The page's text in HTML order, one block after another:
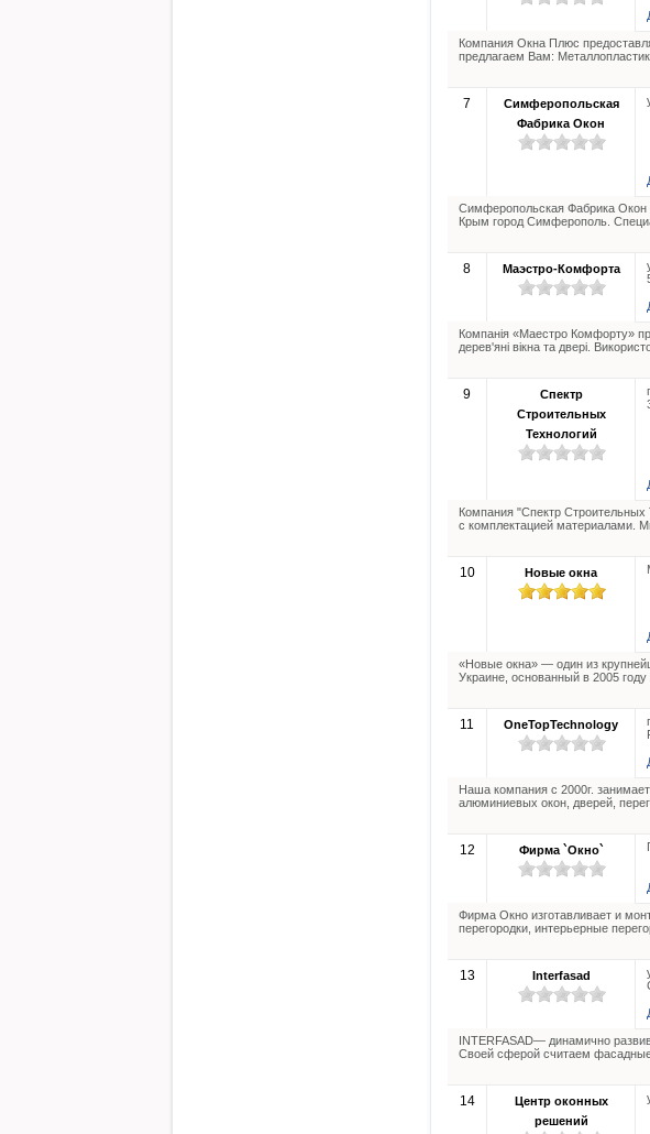
Компания Окна Плюс
предлагаем Вам:
7
Симферопольская
Фабрика Окон
Симферопольская Фабрика Окон
Крым город Симферополь.
8 Маэстро-Комфорта
Компанія «Маестро Комфорту»
дерев'яні вікна та двері.
9
Спектр
Строительных
Технологий
Компания "Спектр
с комплектацией материалами.
10 Новые окна
«Новые окна» — один из
Украине, основанный в 2005
11 OneTopTechnology
Наша компания с 2000г.
алюминиевых окон, дверей,
12 Фирма `Окно`
Фирма Окно изготавливает и
перегородки, интерьерные
13 Interfasad
INTERFASAD— динамично
Своей сферой считаем
14
Центр оконных
решений